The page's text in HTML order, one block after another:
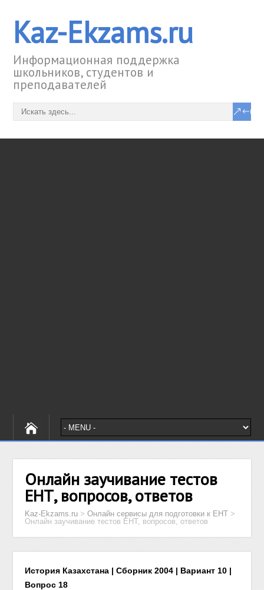
Kaz-Ekzams.ru
Информационная поддержка
школьников, студентов и
преподавателей
Онлайн заучивание тестов
ЕНТ, вопросов, ответов
Kaz-Ekzams.ru >Онлайн сервисы для подготовки к ЕНТ >
Онлайн заучивание тестов ЕНТ, вопросов, ответов
История Казахстана | Сборник 2004 | Вариант 10 |
Вопрос 18